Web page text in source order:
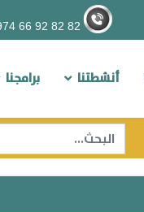
82 82 92 66 974+
أنشطتنا برامجنا
البحث
for results.